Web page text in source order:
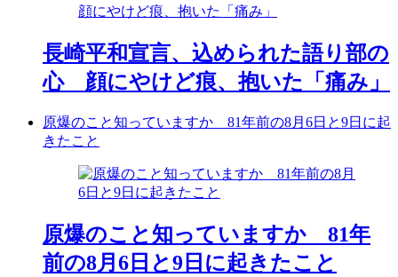
長崎平和宣言、込められた語り部の
心 顔にやけど痕、抱いた「痛み」
原爆のこと知っていますか 81年前の8月6日と9日に起
きたこと
原爆のこと知っていますか 81年
前の8月6日と9日に起きたこと